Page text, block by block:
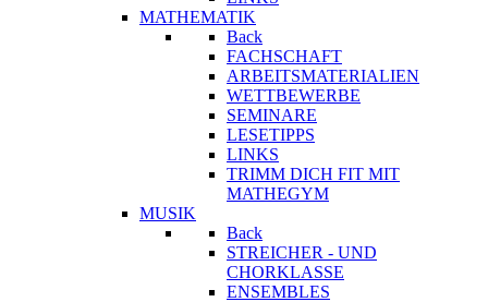
MATHEMATIK
Back
FACHSCHAFT
ARBEITSMATERIALIEN
WETTBEWERBE
SEMINARE
LESETIPPS
LINKS
TRIMM DICH FIT MIT
MATHEGYM
MUSIK
Back
STREICHER - UND
CHORKLASSE
ENSEMBLES